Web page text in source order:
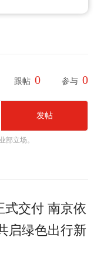
跟帖 0 参与 0
发帖
部立场。
式交付 南京依
启绿色出行新